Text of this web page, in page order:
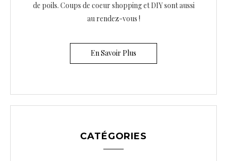
de poils. Coups de coeur shopping et DIY sont aussi
au rendez-vous !
En Savoir Plus
CATÉGORIES